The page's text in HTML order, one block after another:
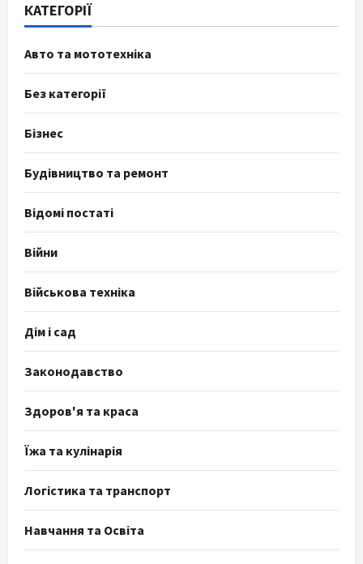
КАТЕГОРІЇ
Авто та мототехніка
Без категорії
Бізнес
Будівництво та ремонт
Відомі постаті
Війни
Військова техніка
Дім і сад
Законодавство
Здоров'я та краса
Їжа та кулінарія
Логістика та транспорт
Навчання та Освіта